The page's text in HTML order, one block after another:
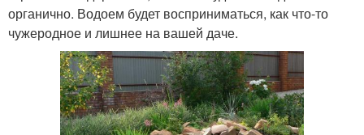
органично. Водоем будет восприниматься, как что-то
чужеродное и лишнее на вашей даче.